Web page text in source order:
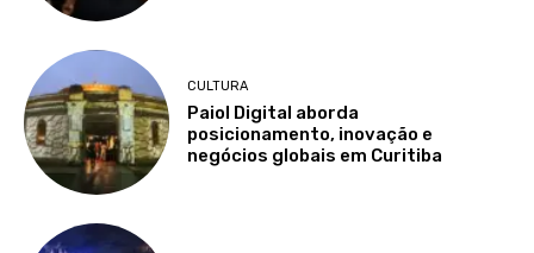
CULTURA
Paiol Digital aborda
posicionamento, inovação e
negócios globais em Curitiba